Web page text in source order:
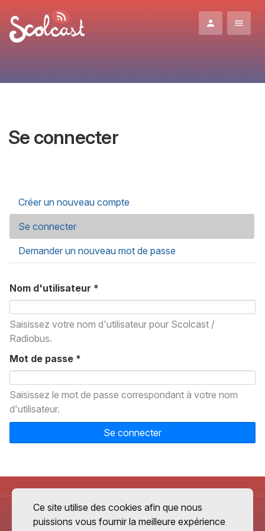
Se connecter
Onglets principaux
Créer un nouveau compte
Se connecter
Demander un nouveau mot de passe
Nom d'utilisateur *
Saisissez votre nom d'utilisateur pour Scolcast /
Radiobus.
Mot de passe *
Saisissez le mot de passe correspondant à votre nom
d'utilisateur.
Se connecter
Ce site utilise des cookies afin que nous
puissions vous fournir la meilleure expérience